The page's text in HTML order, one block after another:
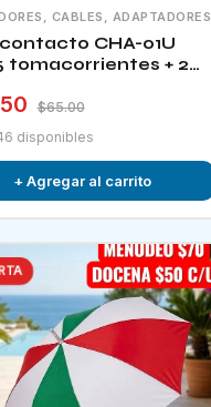
CABLES, ADAPTADORES
CHA-01U
tomacorrientes + 2
$65.00
disponibles
+ Agregar al carrito